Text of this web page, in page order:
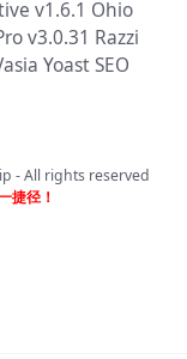
v1.6.1 Ohio
v3.0.31 Razzi
Yoast SEO
- All rights reserved
捷径！